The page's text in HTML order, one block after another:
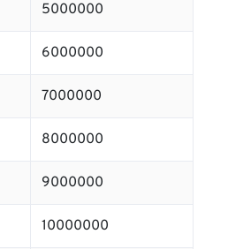
5000000
6000000
7000000
8000000
9000000
10000000